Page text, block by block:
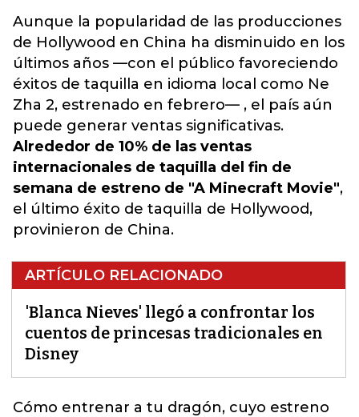
Aunque la popularidad de las producciones
de Hollywood en China ha disminuido en los
últimos años —con el público favoreciendo
éxitos de taquilla en idioma local como Ne
Zha 2, estrenado en febrero— , el país aún
puede generar ventas significativas.
Alrededor de 10% de las ventas
internacionales de taquilla del fin de
semana de estreno de "A Minecraft Movie",
el último éxito de taquilla de Hollywood,
provinieron de China.
ARTÍCULO RELACIONADO
'Blanca Nieves' llegó a confrontar los
cuentos de princesas tradicionales en
Disney
Cómo entrenar a tu dragón, cuyo estreno